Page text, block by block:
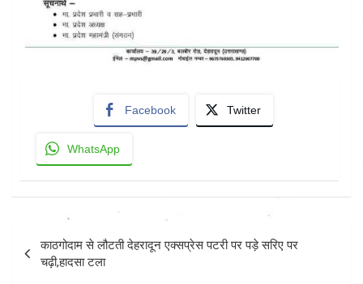
Facebook Twitter
WhatsApp
navigation
काठगोदाम से लौटती देहरादून एक्सप्रेस पटरी पर पड़े सरिए पर
चढ़ी,हादसा टला